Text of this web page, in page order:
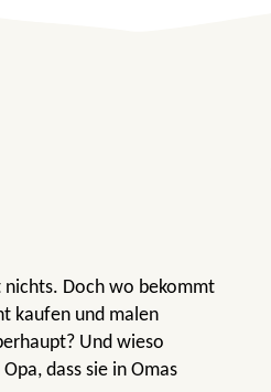
nichts. Doch wo bekommt
kaufen und malen
Und wieso
dass sie in Omas